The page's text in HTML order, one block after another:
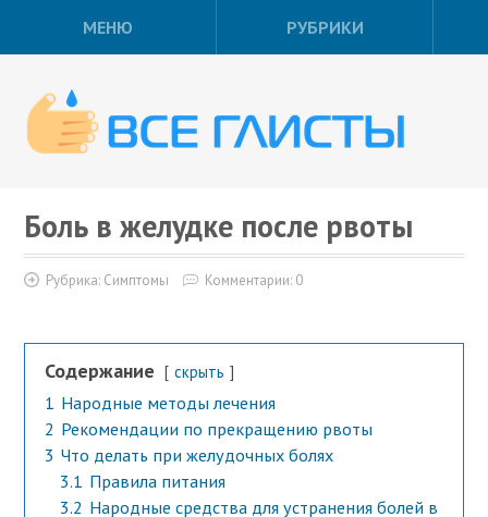
МЕНЮ РУБРИКИ
Боль в желудке после рвоты
Рубрика: Симптомы Комментарии: 0
Содержание скрыть
1 Народные методы лечения
2 Рекомендации по прекращению рвоты
3 Что делать при желудочных болях
3.1 Правила питания
3.2 Народные средства для устранения болей в